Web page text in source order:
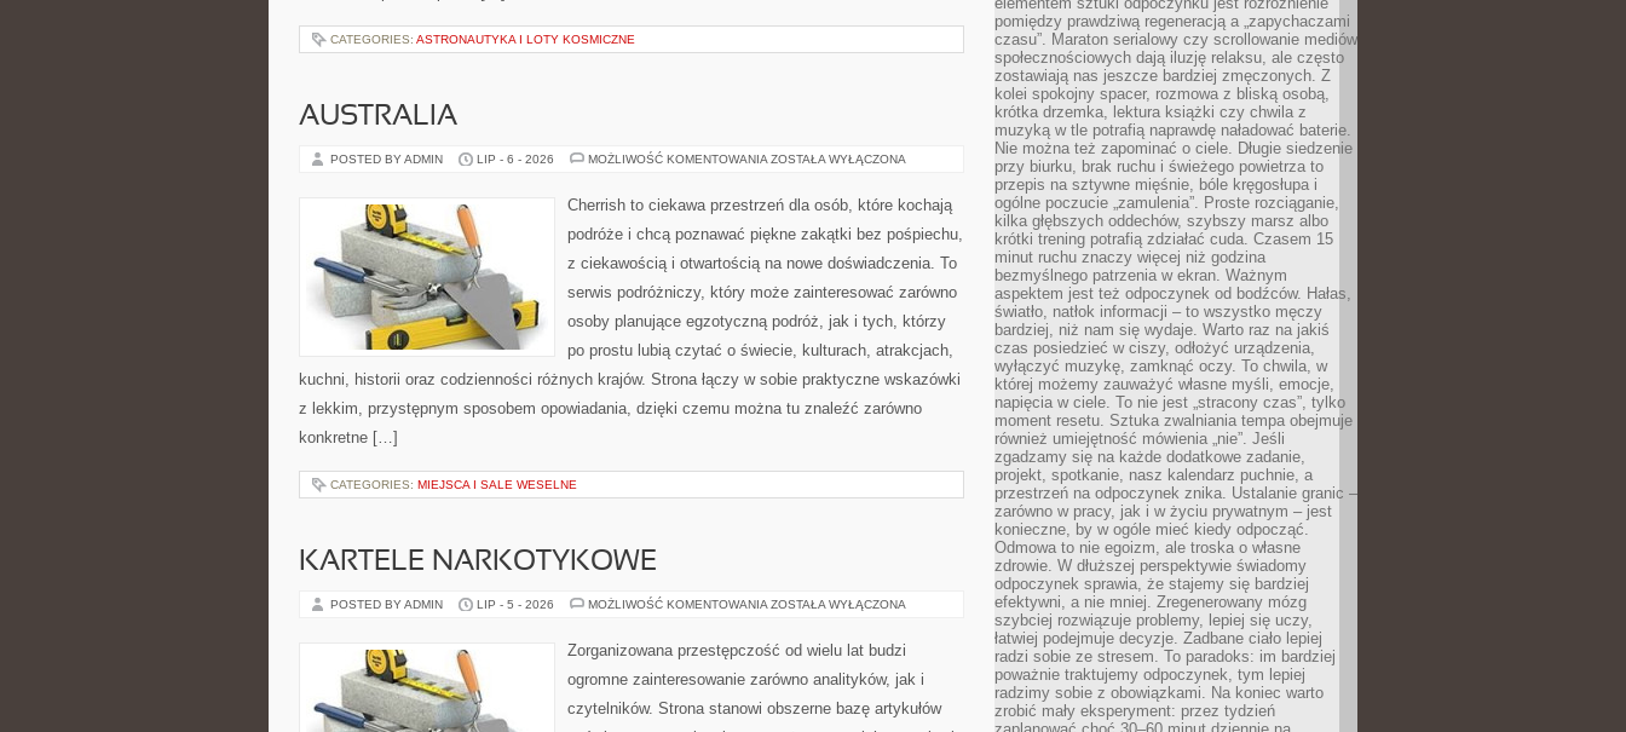
CATEGORIES: ASTRONAUTYKA I LOTY KOSMICZNE
AUSTRALIA
POSTED BY ADMIN LIP - 6 - 2026 MOŻLIWOŚĆ KOMENTOWANIA AUSTRALIA
ZOSTAŁA WYŁĄCZONA
Cherrish to ciekawa przestrzeń dla osób, które kochają
podróże i chcą poznawać piękne zakątki bez pośpiechu,
z ciekawością i otwartością na nowe doświadczenia. To
serwis podróżniczy, który może zainteresować zarówno
osoby planujące egzotyczną podróż, jak i tych, którzy
po prostu lubią czytać o świecie, kulturach, atrakcjach,
kuchni, historii oraz codzienności różnych krajów. Strona łączy w sobie praktyczne wskazówki
z lekkim, przystępnym sposobem opowiadania, dzięki czemu można tu znaleźć zarówno
konkretne […]
CATEGORIES: MIEJSCA I SALE WESELNE
KARTELE NARKOTYKOWE
POSTED BY ADMIN LIP - 5 - 2026 MOŻLIWOŚĆ KOMENTOWANIA KARTELE
ZOSTAŁA WYŁĄCZONA
Zorganizowana przestępczość od wielu lat budzi
ogromne zainteresowanie zarówno analityków, jak i
czytelników. Strona stanowi obszerne bazę artykułów
pomiędzy prawdziwą regeneracją a „zapychaczami
czasu”. Maraton serialowy czy scrollowanie mediów
społecznościowych dają iluzję relaksu, ale często
zostawiają nas jeszcze bardziej zmęczonych. Z
kolei spokojny spacer, rozmowa z bliską osobą,
krótka drzemka, lektura książki czy chwila z
muzyką w tle potrafią naprawdę naładować baterie.
Nie można też zapominać o ciele. Długie siedzenie
przy biurku, brak ruchu i świeżego powietrza to
przepis na sztywne mięśnie, bóle kręgosłupa i
ogólne poczucie „zamulenia”. Proste rozciąganie,
kilka głębszych oddechów, szybszy marsz albo
krótki trening potrafią zdziałać cuda. Czasem 15
minut ruchu znaczy więcej niż godzina
bezmyślnego patrzenia w ekran. Ważnym
aspektem jest też odpoczynek od bodźców. Hałas,
światło, natłok informacji – to wszystko męczy
bardziej, niż nam się wydaje. Warto raz na jakiś
czas posiedzieć w ciszy, odłożyć urządzenia,
wyłączyć muzykę, zamknąć oczy. To chwila, w
której możemy zauważyć własne myśli, emocje,
napięcia w ciele. To nie jest „stracony czas”, tylko
moment resetu. Sztuka zwalniania tempa obejmuje
również umiejętność mówienia „nie”. Jeśli
zgadzamy się na każde dodatkowe zadanie,
projekt, spotkanie, nasz kalendarz puchnie, a
przestrzeń na odpoczynek znika. Ustalanie granic –
zarówno w pracy, jak i w życiu prywatnym – jest
konieczne, by w ogóle mieć kiedy odpocząć.
Odmowa to nie egoizm, ale troska o własne
zdrowie. W dłuższej perspektywie świadomy
odpoczynek sprawia, że stajemy się bardziej
efektywni, a nie mniej. Zregenerowany mózg
szybciej rozwiązuje problemy, lepiej się uczy,
łatwiej podejmuje decyzje. Zadbane ciało lepiej
radzi sobie ze stresem. To paradoks: im bardziej
poważnie traktujemy odpoczynek, tym lepiej
radzimy sobie z obowiązkami. Na koniec warto
zrobić mały eksperyment: przez tydzień